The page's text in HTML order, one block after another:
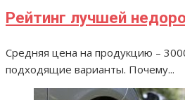
Рейтинг лучшей
Средняя цена на продукцию –
подходящие варианты. Почему...